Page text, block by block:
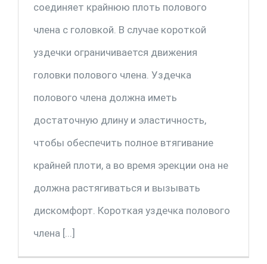
соединяет крайнюю плоть полового
члена с головкой. В случае короткой
уздечки ограничивается движения
головки полового члена. Уздечка
полового члена должна иметь
достаточную длину и эластичность,
чтобы обеспечить полное втягивание
крайней плоти, а во время эрекции она не
должна растягиваться и вызывать
дискомфорт. Короткая уздечка полового
члена [...]